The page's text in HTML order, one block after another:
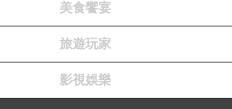
焦掉的蒜頭撈掉，花很多時間啊。
點半就得送餐到各班了！
美食饗宴
旅遊玩家
影視娛樂